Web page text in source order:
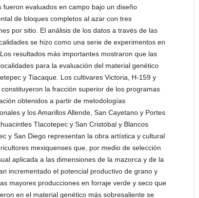
fueron evaluados en campo bajo un diseño
de bloques completos al azar con tres
por sitio. El análisis de los datos a través de las
se hizo como una serie de experimentos en
resultados más importantes mostraron que las
para la evaluación del material genético
y Tiacaque. Los cultivares Victoria, H-159 y
constituyeron la fracción superior de los programas
obtenidos a partir de metodologías
y los Amarillos Allende, San Cayetano y Portes
Tlacotepec y San Cristóbal y Blancos
y San Diego representan la obra artística y cultural
mexiquenses que, por medio de selección
aplicada a las dimensiones de la mazorca y de la
incrementado el potencial productivo de grano y
mayores producciones en forraje verde y seco que
en el material genético más sobresaliente se